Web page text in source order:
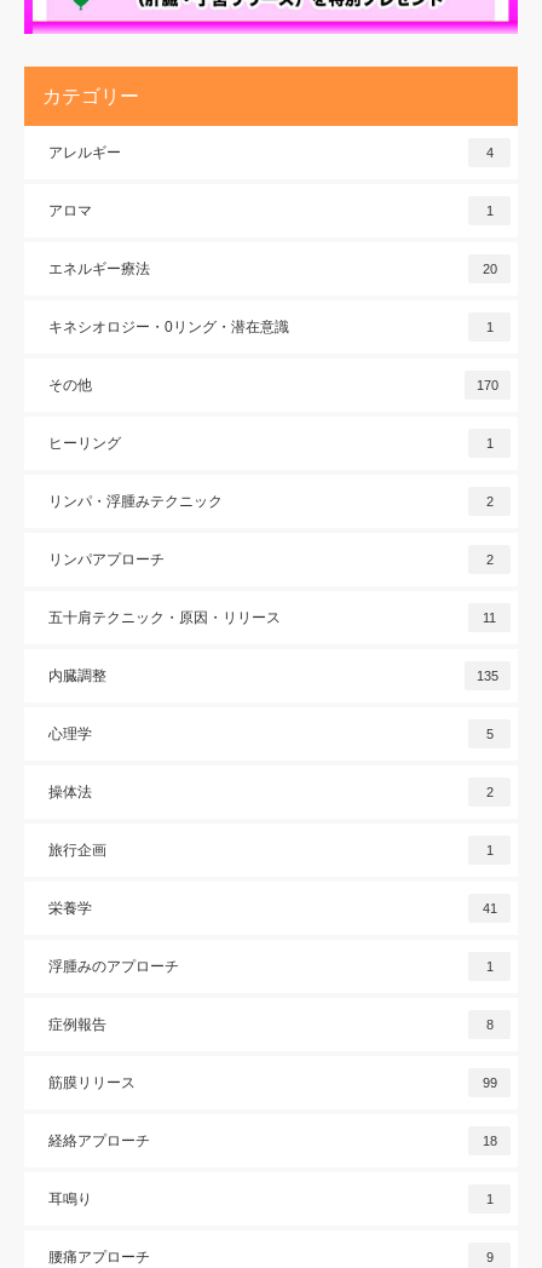
カテゴリー
アレルギー 4
アロマ 1
エネルギー療法 20
キネシオロジー・0リング・潜在意識 1
その他 170
ヒーリング 1
リンパ・浮腫みテクニック 2
リンパアプローチ 2
五十肩テクニック・原因・リリース 11
内臓調整 135
心理学 5
操体法 2
旅行企画 1
栄養学 41
浮腫みのアプローチ 1
症例報告 8
筋膜リリース 99
経絡アプローチ 18
耳鳴り 1
腰痛アプローチ 9